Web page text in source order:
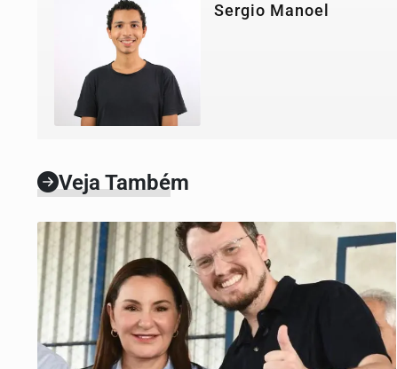
Sergio Manoel
Veja Também